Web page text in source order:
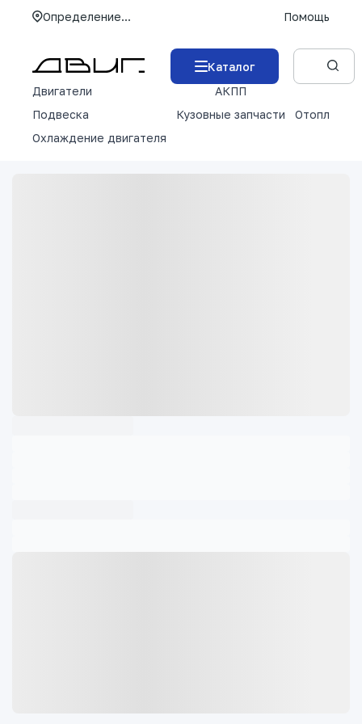
Определение... Помощь
Каталог
Двигатели
АКПП
Подвеска
Кузовные запчасти
Отопление
Охлаждение двигателя